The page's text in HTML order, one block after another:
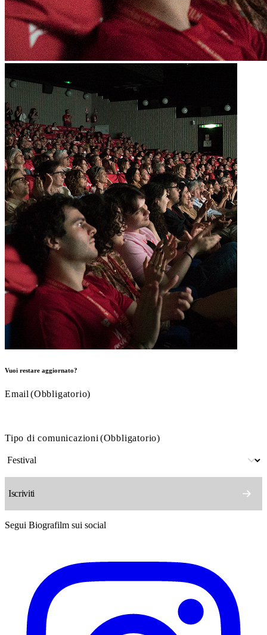
Vuoi restare aggiornato?
Email (Obbligatorio)
Tipo di comunicazioni (Obbligatorio)
Segui Biografilm sui social